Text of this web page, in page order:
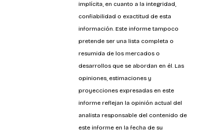
implícita, en cuanto a la integridad,
confiabilidad o exactitud de esta
información. Este informe tampoco
pretende ser una lista completa o
resumida de los mercados o
desarrollos que se abordan en él. Las
opiniones, estimaciones y
proyecciones expresadas en este
informe reflejan la opinión actual del
analista responsable del contenido de
este informe en la fecha de su